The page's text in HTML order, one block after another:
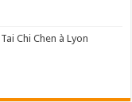
Chi Chen à Lyon